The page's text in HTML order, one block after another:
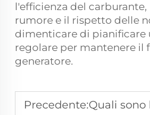
l'efficienza del
rumore e il rispetto delle
dimenticare di pianificare
regolare per mantenere il
generatore.
Precedente:Quali sono le caratteristiche